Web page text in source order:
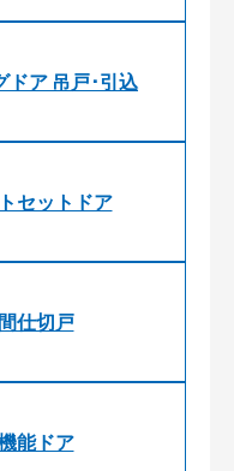
ア 吊戸･引込
セットドア
仕切戸
能ドア